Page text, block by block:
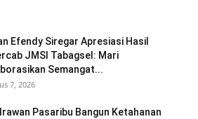
Efendy Siregar Apresiasi Hasil
JMSI Tabagsel: Mari
Semangat...
7, 2026
Pasaribu Bangun Ketahanan